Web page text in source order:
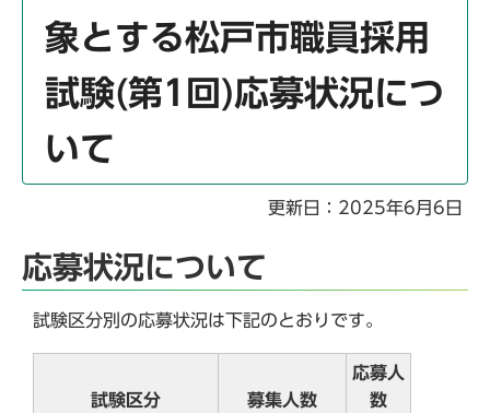
象とする松戸市職員採用
試験(第1回)応募状況につ
いて
更新日：2025年6月6日
応募状況について
試験区分別の応募状況は下記のとおりです。
試験区分 募集人数
応募人
数